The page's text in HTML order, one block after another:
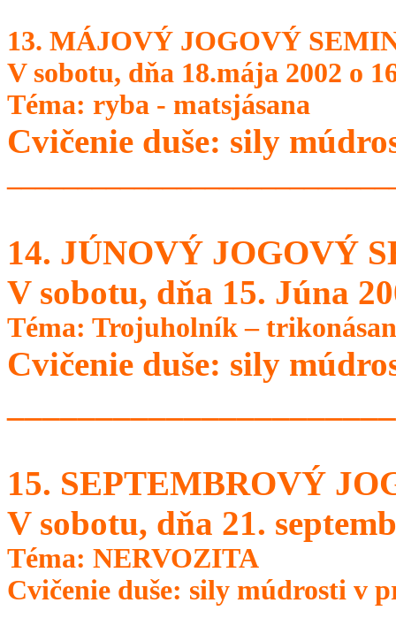
13. MÁJOVÝ JOGOVÝ
V sobotu, dňa 18.mája 2002 o
Téma: ryba - matsjásana
Cvičenie duše: sily
14. JÚNOVÝ JOGOVÝ
V sobotu, dňa 15. Júna
Téma: Trojuholník –
Cvičenie duše: sily
15. SEPTEMBROVÝ
V sobotu, dňa 21.
Téma: NERVOZITA
Cvičenie duše: sily múdrosti v